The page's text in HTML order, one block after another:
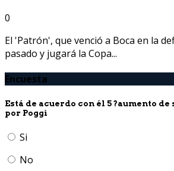
0
El 'Patrón', que venció a Boca en la
pasado y jugará la Copa...
Encuesta
Está de acuerdo con él 5 ?aumento
por Poggi
Si
No